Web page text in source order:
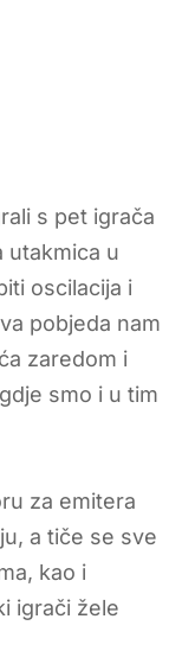
s pet igrača
utakmica u
oscilacija i
pobjeda nam
zaredom i
smo i u tim
za emitera
a tiče se sve
kao i
igrači žele